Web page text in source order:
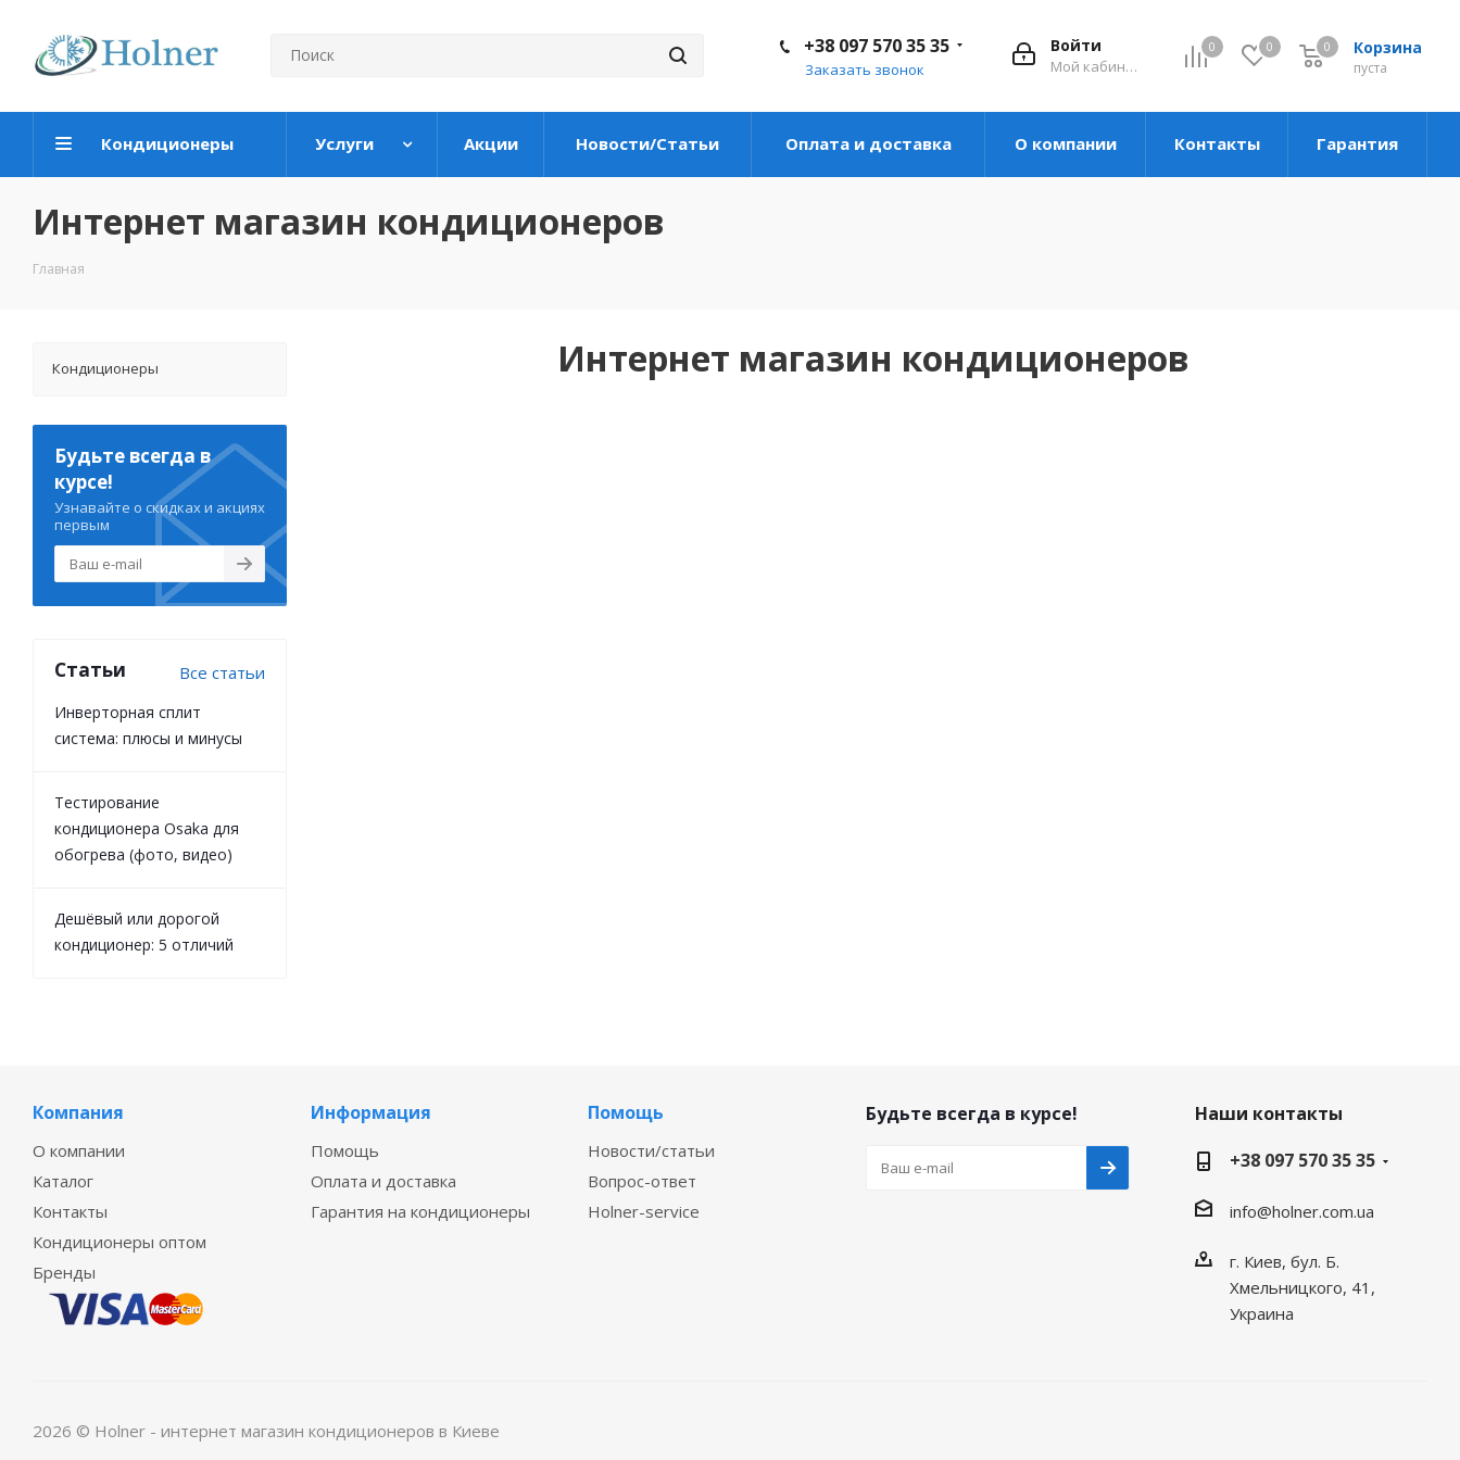
0 0 Корзина
пуста
0
Войти
Мой кабинет
+38 097 570 35 35
Заказать звонок
Кондиционеры Услуги Акции Новости/Статьи Оплата и доставка О компании Контакты Гарантия
Интернет магазин кондиционеров
Главная
Интернет магазин кондиционеров
Кондиционеры
Будьте всегда в
курсе!
Узнавайте о скидках и акциях
первым
Статьи Все статьи
Инверторная сплит
система: плюсы и минусы
Тестирование
кондиционера Osaka для
обогрева (фото, видео)
Дешёвый или дорогой
кондиционер: 5 отличий
Компания
О компании
Каталог
Контакты
Кондиционеры оптом
Бренды
Информация
Помощь
Оплата и доставка
Гарантия на кондиционеры
Помощь
Новости/статьи
Вопрос-ответ
Holner-service
Будьте всегда в курсе!
Наши контакты
+38 097 570 35 35
info@holner.com.ua
г. Киев, бул. Б.
Хмельницкого, 41,
Украина
2026 © Holner - интернет магазин кондиционеров в Киеве